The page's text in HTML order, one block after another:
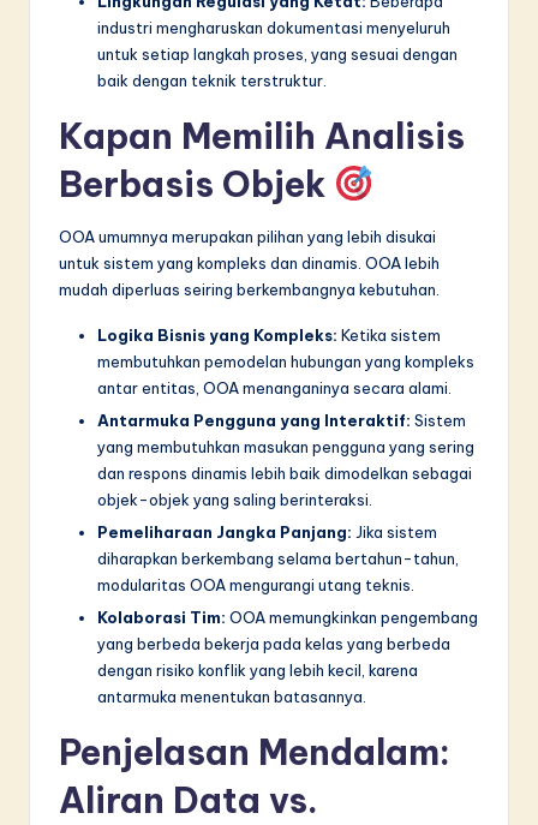
industri mengharuskan dokumentasi menyeluruh
untuk setiap langkah proses, yang sesuai dengan
baik dengan teknik terstruktur.
Kapan Memilih Analisis
Berbasis Objek
OOA umumnya merupakan pilihan yang lebih disukai
untuk sistem yang kompleks dan dinamis. OOA lebih
mudah diperluas seiring berkembangnya kebutuhan.
Logika Bisnis yang Kompleks: Ketika sistem
membutuhkan pemodelan hubungan yang kompleks
antar entitas, OOA menanganinya secara alami.
Antarmuka Pengguna yang Interaktif: Sistem
yang membutuhkan masukan pengguna yang sering
dan respons dinamis lebih baik dimodelkan sebagai
objek-objek yang saling berinteraksi.
Pemeliharaan Jangka Panjang: Jika sistem
diharapkan berkembang selama bertahun-tahun,
modularitas OOA mengurangi utang teknis.
Kolaborasi Tim: OOA memungkinkan pengembang
yang berbeda bekerja pada kelas yang berbeda
dengan risiko konflik yang lebih kecil, karena
antarmuka menentukan batasannya.
Penjelasan Mendalam:
Aliran Data vs.